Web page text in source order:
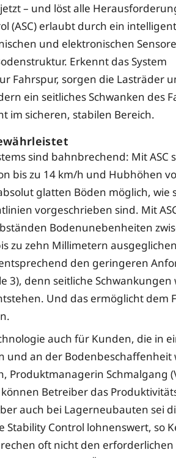
– und löst alle
(ASC) erlaubt durch ein
und elektronischen
Erkennt das System
Fahrspur, sorgen die Lasträder
ein seitliches Schwanken des
im sicheren, stabilen Bereich.
sind bahnbrechend: Mit ASC
bis zu 14 km/h und Hubhöhen
glatten Böden möglich, wie
vorgeschrieben sind. Mit
Bodenunebenheiten
zu zehn Millimetern
den geringeren
3), denn seitliche
Und das ermöglicht dem
auch für Kunden, die in
und an der Bodenbeschaffenheit
Produktmanagerin Schmalgang
Betreiber das
auch bei Lagerneubauten sei
Control lohnenswert, so
oft nicht den erforderlichen